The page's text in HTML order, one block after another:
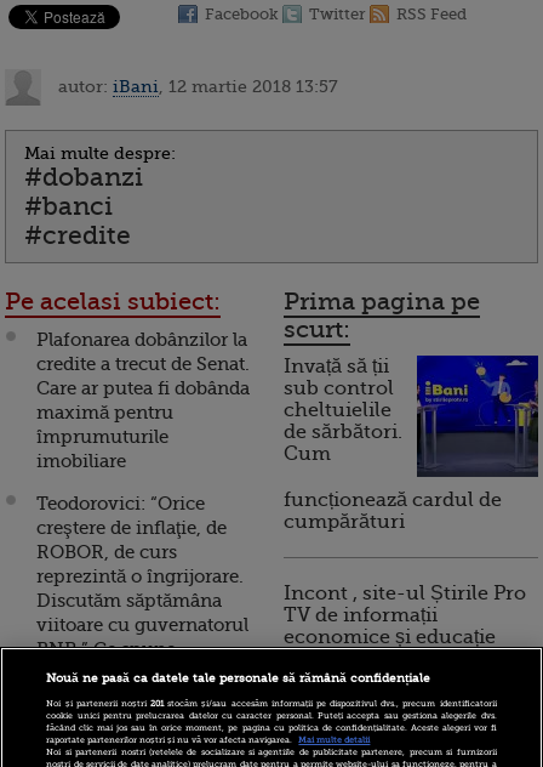
Facebook Twitter RSS Feed
autor: iBani , 12 martie 2018 13:57
Mai multe despre:
#dobanzi
#banci
#credite
Pe acelasi subiect:
Plafonarea dobânzilor la
credite a trecut de Senat.
Care ar putea fi dobânda
maximă pentru
împrumuturile
imobiliare
Teodorovici: “Orice
creştere de inflaţie, de
ROBOR, de curs
reprezintă o îngrijorare.
Discutăm săptămâna
viitoare cu guvernatorul
BNR.” Ce spune
ministrul despre
plafonarea dobânzilor
Senatorii au aprobat
Prima pagina pe
scurt:
Invață să ții
sub control
cheltuielile
de sărbători.
Cum
funcționează cardul de
cumpărături
Incont , site-ul Știrile Pro
TV de informații
economice și educație
10 reguli pentru decizii
financiare inteligente
Nouă ne pasă ca datele tale personale să rămână confidențiale
Noi și partenerii noștri201stocăm și/sau accesăm informații pe dispozitivul dvs., precum identificatorii
cookie unici pentru prelucrarea datelor cu caracter personal. Puteți accepta sau gestiona alegerile dvs.
făcând clic mai jos sau în orice moment, pe pagina cu politica de confidențialitate. Aceste alegeri vor fi
raportate partenerilor noștri și nu vă vor afecta navigarea.
Mai multe detalii
Noi si partenerii nostri (retelele de socializare si agentiile de publicitate partenere, precum si furnizorii
nostri de servicii de date analitice) prelucram date pentru a permite website-ului sa functioneze, pentru a